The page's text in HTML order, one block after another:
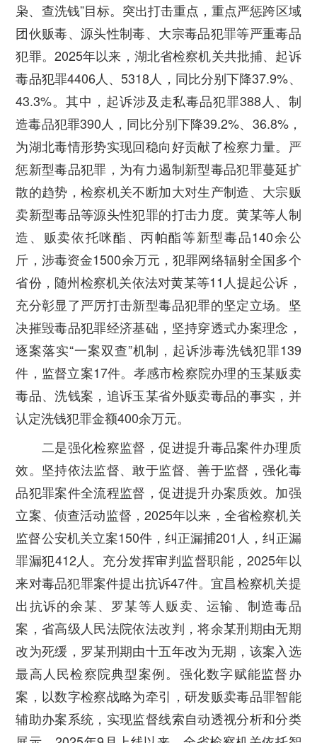
枭、查洗钱”目标。突出打击重点，重点严惩跨区域
团伙贩毒、源头性制毒、大宗毒品犯罪等严重毒品
犯罪。2025年以来，湖北省检察机关共批捕、起诉
毒品犯罪4406人、5318人，同比分别下降37.9%、
43.3%。其中，起诉涉及走私毒品犯罪388人、制
造毒品犯罪390人，同比分别下降39.2%、36.8%，
为湖北毒情形势实现回稳向好贡献了检察力量。严
惩新型毒品犯罪，为有力遏制新型毒品犯罪蔓延扩
散的趋势，检察机关不断加大对生产制造、大宗贩
卖新型毒品等源头性犯罪的打击力度。黄某等人制
造、贩卖依托咪酯、丙帕酯等新型毒品140余公
斤，涉毒资金1500余万元，犯罪网络辐射全国多个
省份，随州检察机关依法对黄某等11人提起公诉，
充分彰显了严厉打击新型毒品犯罪的坚定立场。坚
决摧毁毒品犯罪经济基础，坚持穿透式办案理念，
逐案落实“一案双查”机制，起诉涉毒洗钱犯罪139
件，监督立案17件。孝感市检察院办理的玉某贩卖
毒品、洗钱案，追诉玉某省外贩卖毒品的事实，并
认定洗钱犯罪金额400余万元。
二是强化检察监督，促进提升毒品案件办理质
效。 坚持依法监督、敢于监督、善于监督，强化毒
品犯罪案件全流程监督，促进提升办案质效。加强
立案、侦查活动监督，2025年以来，全省检察机关
监督公安机关立案150件，纠正漏捕201人，纠正漏
罪漏犯412人。充分发挥审判监督职能，2025年以
来对毒品犯罪案件提出抗诉47件。宜昌检察机关提
出抗诉的余某、罗某等人贩卖、运输、制造毒品
案，省高级人民法院依法改判，将余某刑期由无期
改为死缓，罗某刑期由十五年改为无期，该案入选
最高人民检察院典型案例。强化数字赋能监督办
案，以数字检察战略为牵引，研发贩卖毒品罪智能
辅助办案系统，实现监督线索自动透视分析和分类